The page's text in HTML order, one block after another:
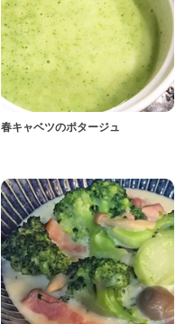
春キャベツのポタージュ